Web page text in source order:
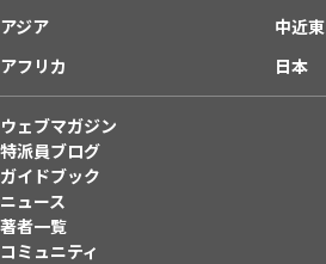
アジア
中近東
アフリカ
日本
ウェブマガジン
特派員ブログ
ガイドブック
ニュース
著者一覧
コミュニティ